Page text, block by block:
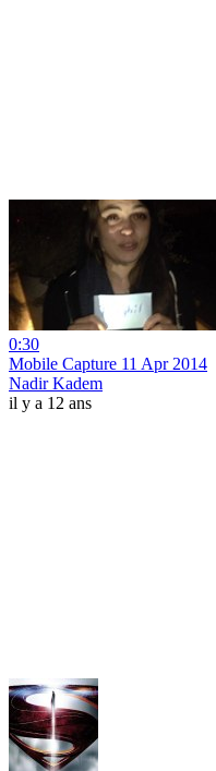
0:30
Mobile Capture 11 Apr 2014
Nadir Kadem
il y a 12 ans